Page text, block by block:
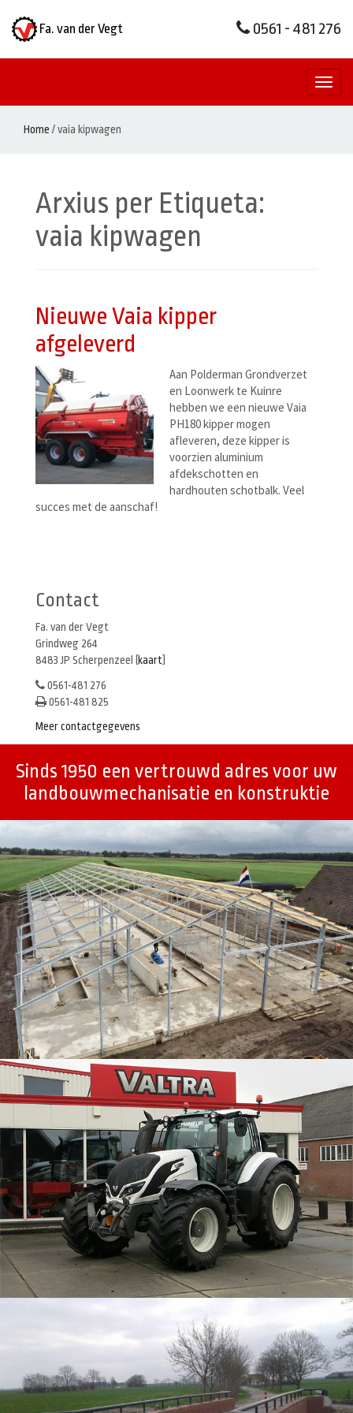
Fa. van der Vegt 0561 - 481 276
Home /vaia kipwagen
Arxius per Etiqueta:
vaia kipwagen
Nieuwe Vaia kipper
afgeleverd
Aan Polderman Grondverzet
en Loonwerk te Kuinre
hebben we een nieuwe Vaia
PH180 kipper mogen
afleveren, deze kipper is
voorzien aluminium
afdekschotten en
hardhouten schotbalk. Veel
succes met de aanschaf!
Contact
Fa. van der Vegt
Grindweg 264
8483 JP Scherpenzeel (
kaart
0561-481 276
0561-481 825
Meer contactgegevens
Sinds 1950 een vertrouwd adres voor uw
landbouwmechanisatie en konstruktie